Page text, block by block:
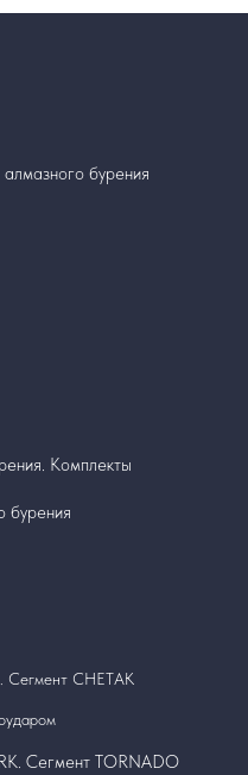
бурения
Комплекты
бурения
Сегмент СНЕТАК
Сегмент TORNADO